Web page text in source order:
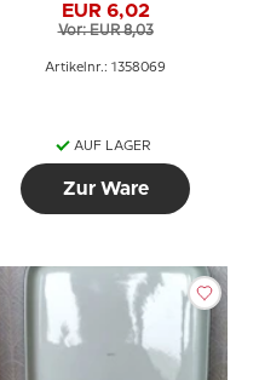
EUR 6,02
Vor: EUR 8,03
Artikelnr.: 1358069
AUF LAGER
Zur Ware